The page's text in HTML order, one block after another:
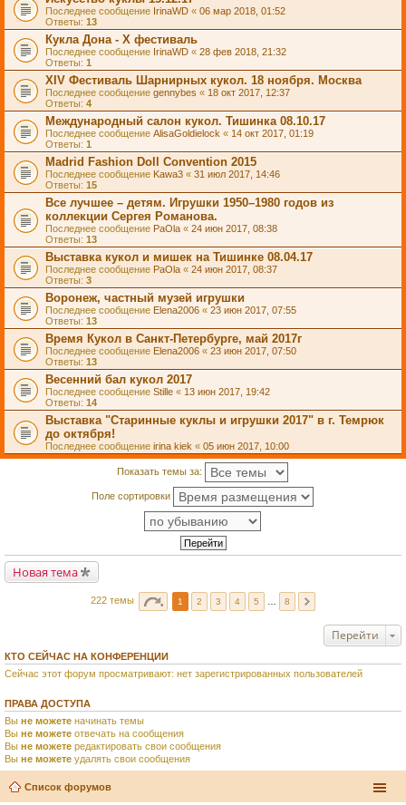
Последнее сообщение IrinaWD « 06 мар 2018, 01:52
Ответы: 13
Кукла Дона - X фестиваль
Последнее сообщение IrinaWD « 28 фев 2018, 21:32
Ответы: 1
XIV Фестиваль Шарнирных кукол. 18 ноября. Москва
Последнее сообщение gennybes « 18 окт 2017, 12:37
Ответы: 4
Международный салон кукол. Тишинка 08.10.17
Последнее сообщение AlisaGoldielock « 14 окт 2017, 01:19
Ответы: 1
Madrid Fashion Doll Convention 2015
Последнее сообщение Kawa3 « 31 июл 2017, 14:46
Ответы: 15
Все лучшее – детям. Игрушки 1950–1980 годов из
коллекции Сергея Романова.
Последнее сообщение PaOla « 24 июн 2017, 08:38
Ответы: 13
Выставка кукол и мишек на Тишинке 08.04.17
Последнее сообщение PaOla « 24 июн 2017, 08:37
Ответы: 3
Воронеж, частный музей игрушки
Последнее сообщение Elena2006 « 23 июн 2017, 07:55
Ответы: 13
Время Кукол в Санкт-Петербурге, май 2017г
Последнее сообщение Elena2006 « 23 июн 2017, 07:50
Ответы: 13
Весенний бал кукол 2017
Последнее сообщение Stille « 13 июн 2017, 19:42
Ответы: 14
Выставка "Старинные куклы и игрушки 2017" в г. Темрюк
до октября!
Последнее сообщение irina kiek « 05 июн 2017, 10:00
Показать темы за:
Поле сортировки
Новая тема
222 темы 1 2 3 4 5 8
Перейти
КТО СЕЙЧАС НА КОНФЕРЕНЦИИ
Сейчас этот форум просматривают: нет зарегистрированных пользователей
ПРАВА ДОСТУПА
Вы не можете начинать темы
Вы не можете отвечать на сообщения
Вы не можете редактировать свои сообщения
Вы не можете удалять свои сообщения
Список форумов